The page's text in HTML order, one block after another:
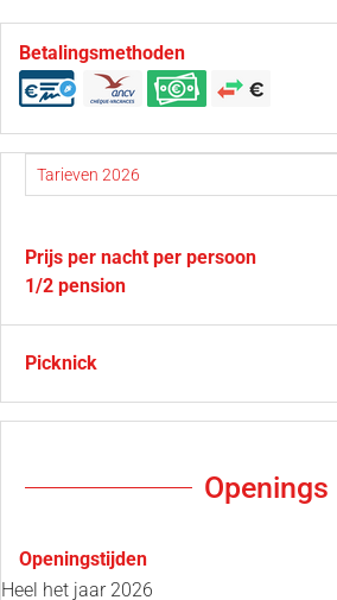
Betalingsmethoden
Prijs per nacht per persoon
1/2 pension
Picknick
Openings
Openingstijden
Heel het jaar 2026